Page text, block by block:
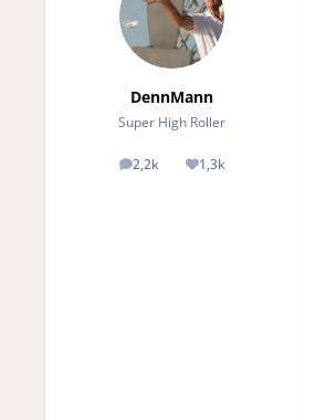
DennMann
Super High Roller
2,2k
posts 1,3k
Reputation